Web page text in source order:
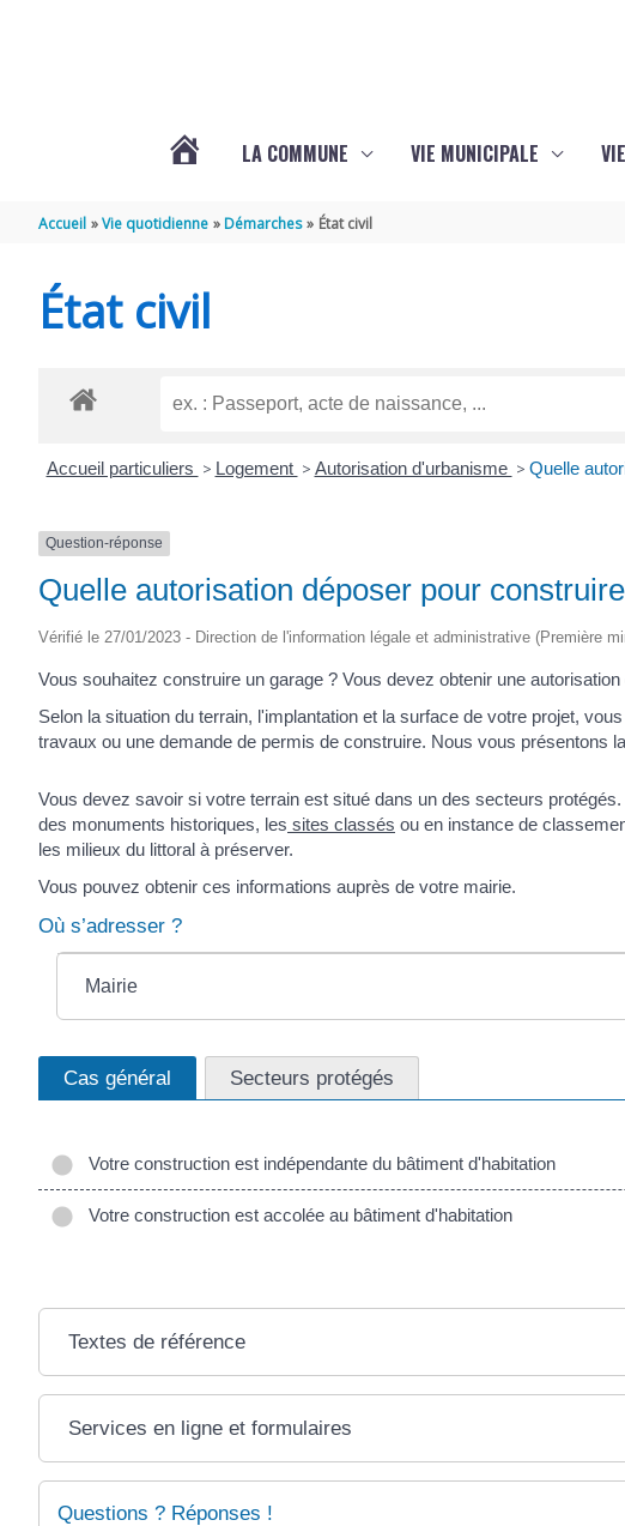
LA COMMUNE VIE MUNICIPALE
Accueil Vie quotidienne Démarches État civil
État civil
Accueil particuliers > Logement > Autorisation d'urbanisme > Quelle
Question-réponse
Quelle autorisation déposer pour
Vérifié le 27/01/2023 - Direction de l'information légale et administrative (Première
Vous souhaitez construire un garage ? Vous devez obtenir une
Selon la situation du terrain, l'implantation et la surface de votre projet,
travaux ou une demande de permis de construire. Nous vous présentons
Vous devez savoir si votre terrain est situé dans un des secteurs
des monuments historiques, les sites classés ou en instance de
les milieux du littoral à préserver.
Vous pouvez obtenir ces informations auprès de votre mairie.
Où s’adresser ?
Mairie
Cas général Secteurs protégés
Votre construction est indépendante du bâtiment d'habitation
Votre construction est accolée au bâtiment d'habitation
Textes de référence
Services en ligne et formulaires
Questions ? Réponses !